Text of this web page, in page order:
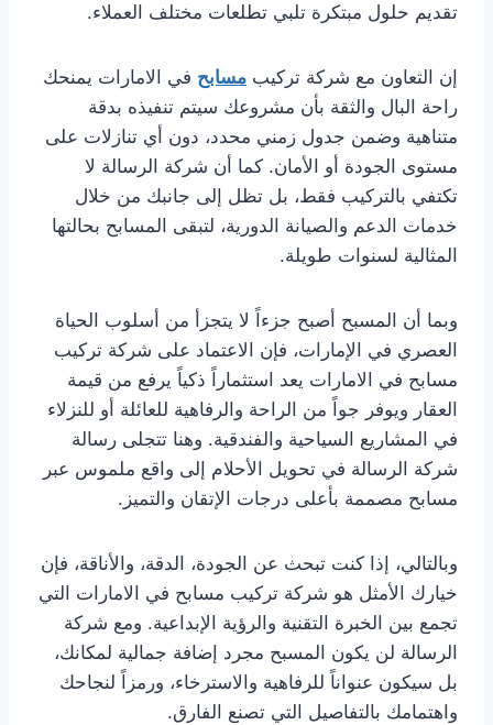
تقديم حلول مبتكرة تلبي تطلعات مختلف العملاء.
إن التعاون مع شركة تركيب مسابح في الامارات يمنحك
راحة البال والثقة بأن مشروعك سيتم تنفيذه بدقة
متناهية وضمن جدول زمني محدد، دون أي تنازلات على
مستوى الجودة أو الأمان. كما أن شركة الرسالة لا
تكتفي بالتركيب فقط، بل تظل إلى جانبك من خلال
خدمات الدعم والصيانة الدورية، لتبقى المسابح بحالتها
المثالية لسنوات طويلة.
وبما أن المسبح أصبح جزءاً لا يتجزأ من أسلوب الحياة
العصري في الإمارات، فإن الاعتماد على شركة تركيب
مسابح في الامارات يعد استثماراً ذكياً يرفع من قيمة
العقار ويوفر جواً من الراحة والرفاهية للعائلة أو للنزلاء
في المشاريع السياحية والفندقية. وهنا تتجلى رسالة
شركة الرسالة في تحويل الأحلام إلى واقع ملموس عبر
مسابح مصممة بأعلى درجات الإتقان والتميز.
وبالتالي، إذا كنت تبحث عن الجودة، الدقة، والأناقة، فإن
خيارك الأمثل هو شركة تركيب مسابح في الامارات التي
تجمع بين الخبرة التقنية والرؤية الإبداعية. ومع شركة
الرسالة لن يكون المسبح مجرد إضافة جمالية لمكانك،
بل سيكون عنواناً للرفاهية والاسترخاء، ورمزاً لنجاحك
واهتمامك بالتفاصيل التي تصنع الفارق.